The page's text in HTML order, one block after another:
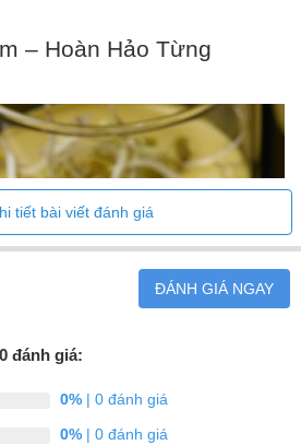
– Hoàn Hảo Từng
tiết bài viết đánh giá
ĐÁNH GIÁ NGAY
0 đánh giá:
0%| 0 đánh giá
0%| 0 đánh giá